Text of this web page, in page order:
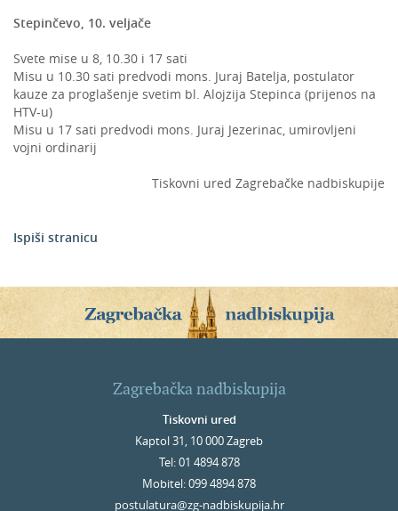
Stepinčevo, 10. veljače
Svete mise u 8, 10.30 i 17 sati
Misu u 10.30 sati predvodi mons. Juraj Batelja, postulator
kauze za proglašenje svetim bl. Alojzija Stepinca (prijenos na
HTV-u)
Misu u 17 sati predvodi mons. Juraj Jezerinac, umirovljeni
vojni ordinarij
Tiskovni ured Zagrebačke nadbiskupije
Ispiši stranicu
Zagrebačka nadbiskupija
Tiskovni ured
Kaptol 31, 10 000 Zagreb
Tel: 01 4894 878
Mobitel: 099 4894 878
postulatura@zg-nadbiskupija.hr